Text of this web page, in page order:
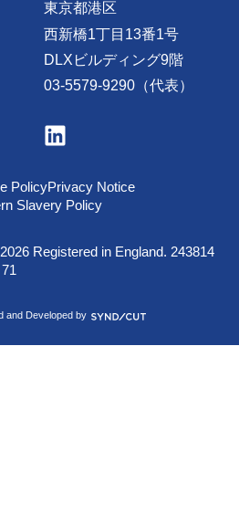
東京都港区
西新橋1丁目13番1号
DLXビルディング9階
03-5579-9290（代表）
V
i
t
u
n
L
e
I
Registered in England. 243814
PolicyPrivacy Notice
Slavery Policy
and Developed by S
n